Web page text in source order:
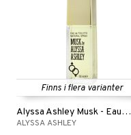
Finns i flera varianter
Alyssa Ashley Musk - Eau de toilette (Edt) spray
ALYSSA ASHLEY